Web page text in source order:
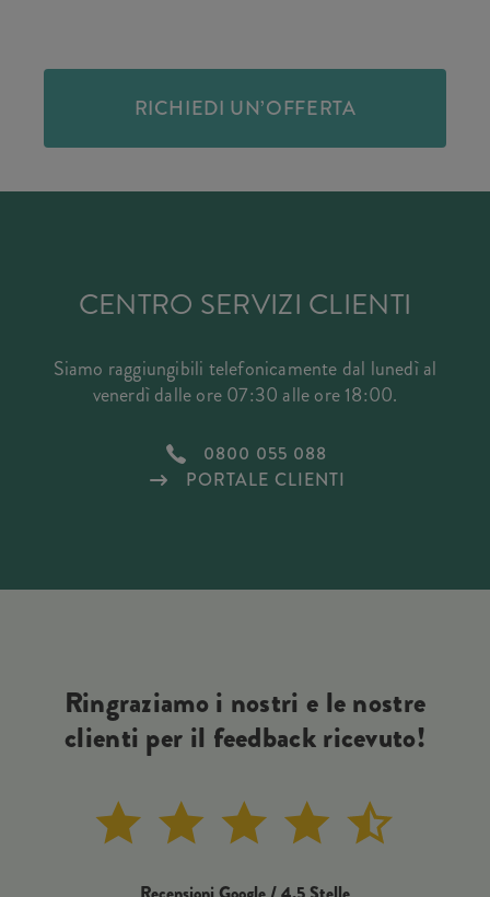
RICHIEDI UN’OFFERTA
CENTRO SERVIZI CLIENTI
Siamo raggiungibili telefonicamente dal lunedì al
venerdì dalle ore 07:30 alle ore 18:00.
0800 055 088
PORTALE CLIENTI
Ringraziamo i nostri e le nostre
clienti per il feedback ricevuto!